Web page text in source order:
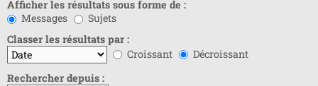
Afficher les résultats sous forme de :
Messages
Sujets
Classer les résultats par :
Croissant
Décroissant
Rechercher depuis :